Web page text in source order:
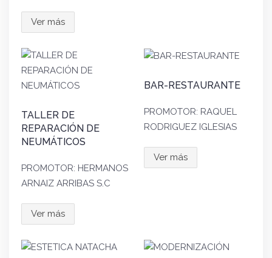
Ver más
TALLER DE
REPARACIÓN DE
NEUMÁTICOS
PROMOTOR: HERMANOS
ARNAIZ ARRIBAS S.C
Ver más
BAR-RESTAURANTE
PROMOTOR: RAQUEL
RODRIGUEZ IGLESIAS
Ver más